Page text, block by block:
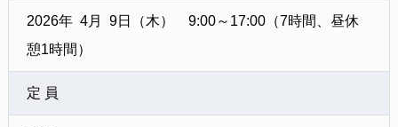
2026年 4月 9日（木） 9:00～17:00（7時間、昼休
憩1時間）
定 員